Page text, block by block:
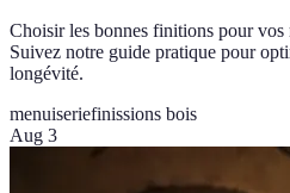
Choisir les bonnes finitions pour vos
Suivez notre guide pratique pour
longévité.
menuiseriefinissions bois
Aug 3